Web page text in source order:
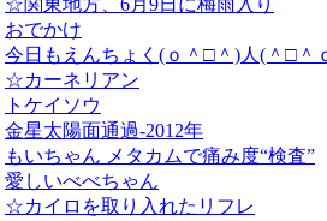
☆関東地方、6月9日に梅雨入り
おでかけ
今日もえんちょく(ｏ＾□＾)人(＾□＾
☆カーネリアン
トケイソウ
金星太陽面通過-2012年
もいちゃん メタカムで痛み度“検査”
愛しいべべちゃん
☆カイロを取り入れたリフレ